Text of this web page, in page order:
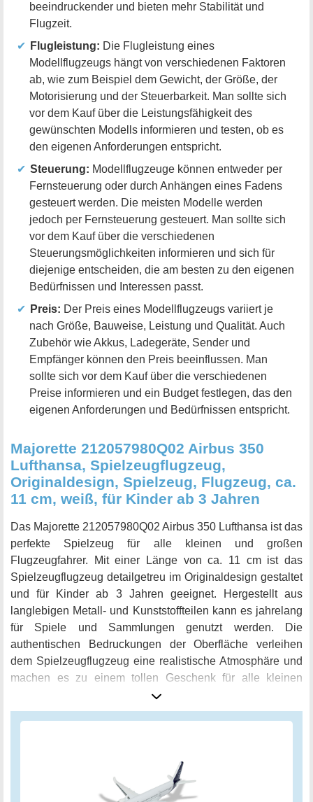
beeindruckender und bieten mehr Stabilität und
Flugzeit.
Flugleistung: Die Flugleistung eines
Modellflugzeugs hängt von verschiedenen Faktoren
ab, wie zum Beispiel dem Gewicht, der Größe, der
Motorisierung und der Steuerbarkeit. Man sollte sich
vor dem Kauf über die Leistungsfähigkeit des
gewünschten Modells informieren und testen, ob es
den eigenen Anforderungen entspricht.
Steuerung: Modellflugzeuge können entweder per
Fernsteuerung oder durch Anhängen eines Fadens
gesteuert werden. Die meisten Modelle werden
jedoch per Fernsteuerung gesteuert. Man sollte sich
vor dem Kauf über die verschiedenen
Steuerungsmöglichkeiten informieren und sich für
diejenige entscheiden, die am besten zu den eigenen
Bedürfnissen und Interessen passt.
Preis: Der Preis eines Modellflugzeugs variiert je
nach Größe, Bauweise, Leistung und Qualität. Auch
Zubehör wie Akkus, Ladegeräte, Sender und
Empfänger können den Preis beeinflussen. Man
sollte sich vor dem Kauf über die verschiedenen
Preise informieren und ein Budget festlegen, das den
eigenen Anforderungen und Bedürfnissen entspricht.
Majorette 212057980Q02 Airbus 350
Lufthansa, Spielzeugflugzeug,
Originaldesign, Spielzeug, Flugzeug, ca.
11 cm, weiß, für Kinder ab 3 Jahren
Das Majorette 212057980Q02 Airbus 350 Lufthansa ist das
perfekte Spielzeug für alle kleinen und großen
Flugzeugfahrer. Mit einer Länge von ca. 11 cm ist das
Spielzeugflugzeug detailgetreu im Originaldesign gestaltet
und für Kinder ab 3 Jahren geeignet. Hergestellt aus
langlebigen Metall- und Kunststoffteilen kann es jahrelang
für Spiele und Sammlungen genutzt werden. Die
authentischen Bedruckungen der Oberfläche verleihen
dem Spielzeugflugzeug eine realistische Atmosphäre und
machen es zu einem tollen Geschenk für alle kleinen
Piloten. Das Majorette 212057980Q02 Airbus 350
Lufthansa ist ein Must-Have für alle Flugzeugliebhaber und